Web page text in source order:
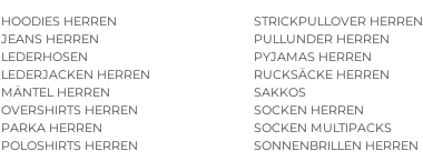
HOODIES HERREN
JEANS HERREN
LEDERHOSEN
LEDERJACKEN HERREN
MÄNTEL HERREN
OVERSHIRTS HERREN
PARKA HERREN
POLOSHIRTS HERREN
STRICKPULLOVER HERREN
PULLUNDER HERREN
PYJAMAS HERREN
RUCKSÄCKE HERREN
SAKKOS
SOCKEN HERREN
SOCKEN MULTIPACKS
SONNENBRILLEN HERREN